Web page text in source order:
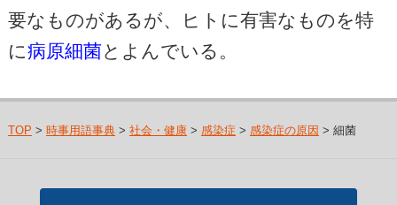
要なものがあるが、ヒトに有害なものを特
に病原細菌とよんでいる。
TOP > 時事用語事典> 社会・健康> 感染症 > 感染症の原因 > 細菌